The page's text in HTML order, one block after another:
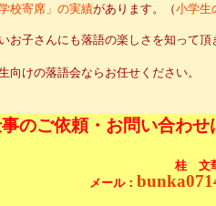
学校寄席」の実績があります。（小学生
さんにも落語の楽しさを知って頂
の落語会ならお任せください。
のご依頼・お問い合わ
桂 文
メール：